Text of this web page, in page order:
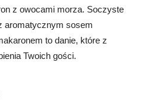
z owocami morza. Soczyste
aromatycznym sosem
to danie, które z
Twoich gości.